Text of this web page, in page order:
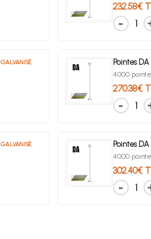
232.58€
1
GALVANISÉ Pointes
4000
270.38€
1
GALVANISÉ Pointes
4000
302.40€
1